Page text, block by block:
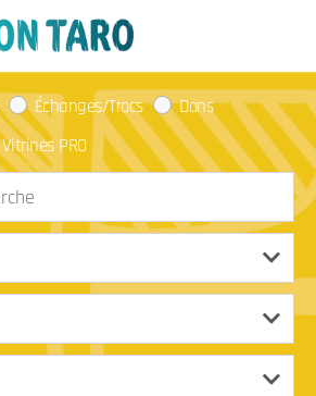
Échanges/Trocs
Dons
Vitrines PRO